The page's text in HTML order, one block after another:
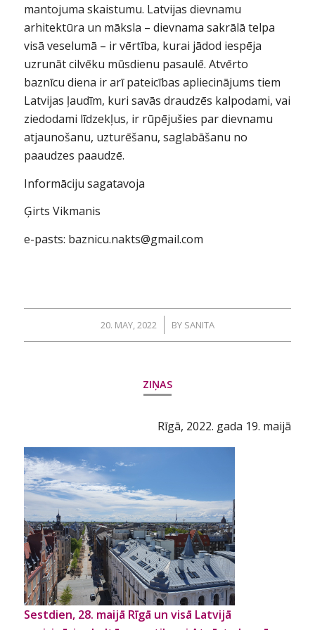
mantojuma skaistumu. Latvijas dievnamu
arhitektūra un māksla – dievnama sakrālā telpa
visā veselumā – ir vērtība, kurai jādod iespēja
uzrunāt cilvēku mūsdienu pasaulē. Atvērto
baznīcu diena ir arī pateicības apliecinājums tiem
Latvijas ļaudīm, kuri savās draudzēs kalpodami, vai
ziedodami līdzekļus, ir rūpējušies par dievnamu
atjaunošanu, uzturēšanu, saglabāšanu no
paaudzes paaudzē.
Informāciju sagatavoja
Ģirts Vikmanis
e-pasts: baznicu.nakts@gmail.com
20. MAY, 2022
/ BY SANITA
ZIŅAS
Rīgā, 2022. gada 19. maijā
Sestdien, 28. maijā Rīgā un visā Latvijā